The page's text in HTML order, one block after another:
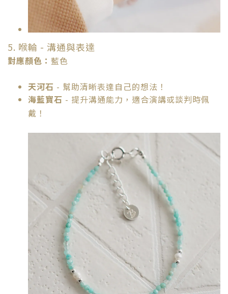
5. 喉輪 - 溝通與表達
對應顏色： 藍色
天河石 - 幫助清晰表達自己的想法！
海藍寶石 - 提升溝通能力，適合演講或談判時佩
戴！